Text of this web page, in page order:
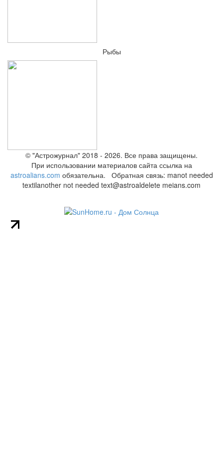
Рыбы
© "Астрожурнал" 2018 - 2026. Все права защищены.
При использовании материалов сайта ссылка на
astroalians.com обязательна. Обратная связь: manot needed
textilanother not needed text@astroaldelete meians.com